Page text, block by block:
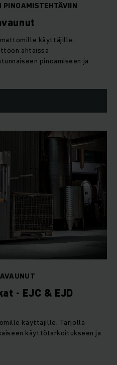
PINOAMISTEHTÄVIIN
käyttäjille.
ahtaissa
pinoamiseen ja
- EJC & EJD
käyttäjille. Tarjolla
käyttötarkoitukseen ja